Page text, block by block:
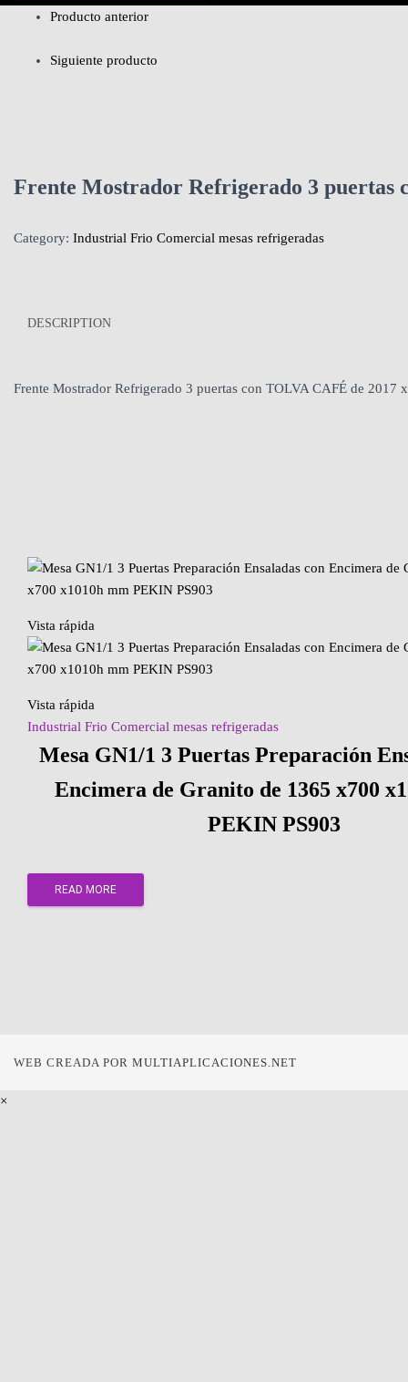
Producto anterior
Siguiente producto
Frente Mostrador Refrigerado 3 puertas
Category: Industrial Frio Comercial mesas refrigeradas
DESCRIPTION
Frente Mostrador Refrigerado 3 puertas con TOLVA CAFÉ de
Vista rápida
Vista rápida
Industrial Frio Comercial mesas refrigeradas
Mesa GN1/1 3 Puertas Preparación
Encimera de Granito de 1365 x700
PEKIN PS903
READ MORE
WEB CREADA POR MULTIAPLICACIONES.NET
×